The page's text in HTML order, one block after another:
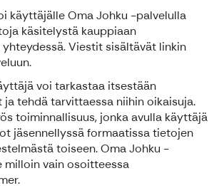
käyttäjälle Oma Johku -palvelulla
käsitelystä kauppiaan
Viestit sisältävät linkin
voi tarkastaa itsestään
tehdä tarvittaessa niihin oikaisuja.
toiminnallisuus, jonka avulla käyttäjä
jäsennellyssä formaatissa tietojen
toiseen. Oma Johku -
milloin vain osoitteessa